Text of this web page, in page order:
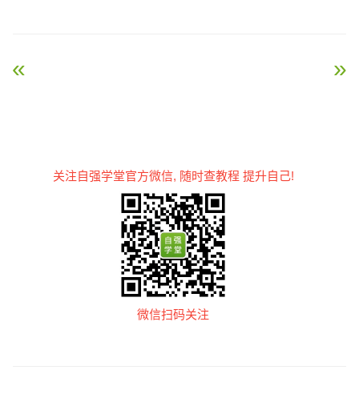
« jQuery 选择器 jQuery 效果 – 隐藏和显
关注自强学堂官方微信, 随时查教程 提升自己!
微信扫码关注